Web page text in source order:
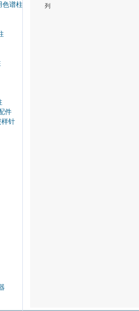
色谱柱
件
样针
列